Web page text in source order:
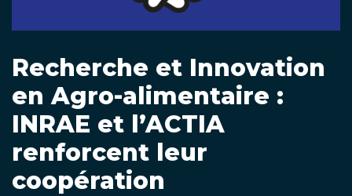
Recherche et Innovation
en Agro-alimentaire :
INRAE et l’ACTIA
renforcent leur
coopération